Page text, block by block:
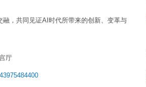
，共同见证AI时代所带来的创新、变革与
厅